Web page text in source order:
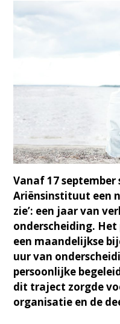
Vanaf 17
Ariënsinstituut een
zie’: een jaar van
onderscheiding.
een maandelijkse
uur van
persoonlijke
dit traject zorgde
organisatie en de